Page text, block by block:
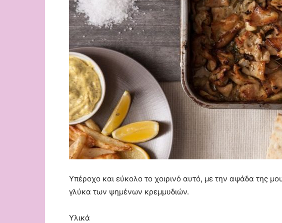
Υπέροχο και εύκολο το χοιρινό αυτό, με την αψάδα της
γλύκα των ψημένων κρεμμυδιών.
Υλικά